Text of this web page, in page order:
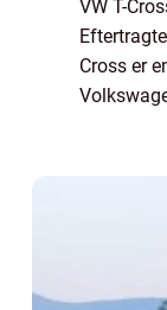
VW T-
Cross er